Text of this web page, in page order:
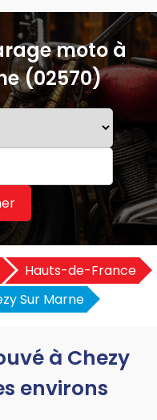
moto à
(02570)
Hauts-de-France
Sur Marne
à Chezy
environs